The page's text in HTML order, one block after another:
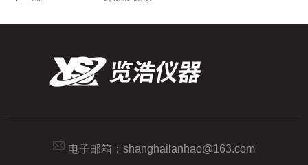
电子邮箱： shanghailanhao@163.com